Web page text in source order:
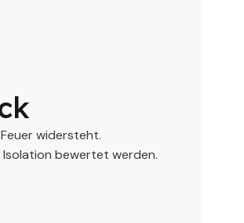
widersteht.
Isolation bewertet werden.